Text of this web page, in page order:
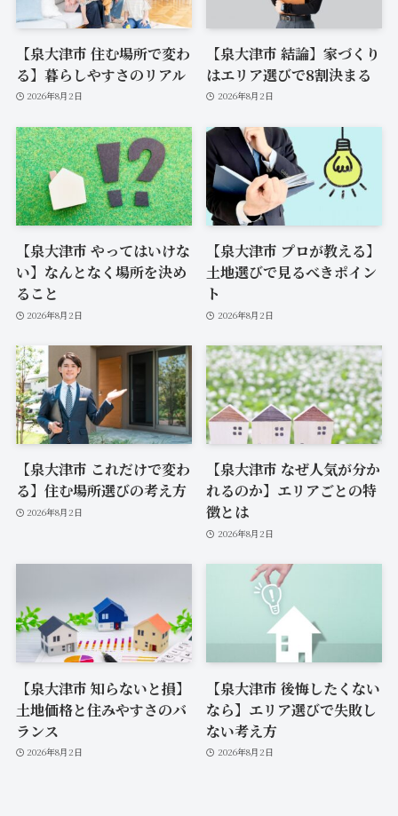
【泉大津市 住む場所で変わ
る】暮らしやすさのリアル
2026年8月2日
【泉大津市 結論】家づくり
はエリア選びで8割決まる
2026年8月2日
【泉大津市 やってはいけな
い】なんとなく場所を決め
ること
2026年8月2日
【泉大津市 プロが教える】
土地選びで見るべきポイン
ト
2026年8月2日
【泉大津市 これだけで変わ
る】住む場所選びの考え方
2026年8月2日
【泉大津市 なぜ人気が分か
れるのか】エリアごとの特
徴とは
2026年8月2日
【泉大津市 知らないと損】
土地価格と住みやすさのバ
ランス
2026年8月2日
【泉大津市 後悔したくない
なら】エリア選びで失敗し
ない考え方
2026年8月2日